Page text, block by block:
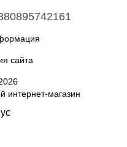
сайта
интернет-магазин